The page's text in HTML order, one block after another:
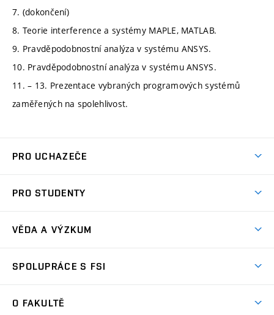
7. (dokončení)
8. Teorie interference a systémy MAPLE, MATLAB.
9. Pravděpodobnostní analýza v systému ANSYS.
10. Pravděpodobnostní analýza v systému ANSYS.
11. – 13. Prezentace vybraných programových systémů
zaměřených na spolehlivost.
PRO UCHAZEČE
Ambasadoři studia
Zápisy
Dny otevřených dveří
PRO STUDENTY
Studijní předpisy
Pro prváky
VĚDA A VÝZKUM
Oblasti výzkumu
SPOLUPRÁCE S FSI
O FAKULTĚ